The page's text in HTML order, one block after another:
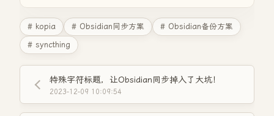
# kopia # Obsidian同步方案
# Obsidian备份方案
# syncthing
特殊字符标题，让Obsidian同步掉入了大坑！
2023-12-09 10:09:54